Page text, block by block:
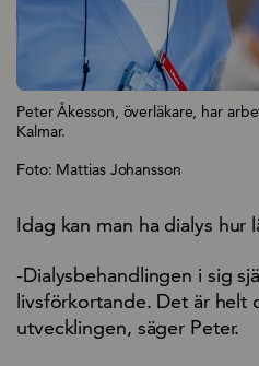
Peter Åkesson, överläkare, har
Kalmar.
Foto: Mattias Johansson
Idag kan man ha dialys hur
-Dialysbehandlingen i sig
livsförkortande. Det är helt
utvecklingen, säger Peter.